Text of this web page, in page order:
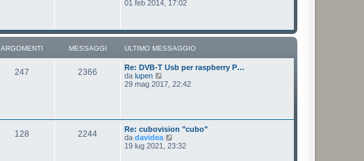
g
o
m
s
a
g
g
o
t
o
e
s
s
g
e
l
i
m
o
m
e
g
g
i
o
01 feb 2014, 17:02
ARGOMENTI MESSAGGI ULTIMO MESSAGGIO
247 2366
Re: DVB-T Usb per raspberry P…
da lupen
e
t
i
m
o
29 mag 2017, 22:42
128 2244
Re: cubovision "cubo"
da davidea
e
19 lug 2021, 23:32